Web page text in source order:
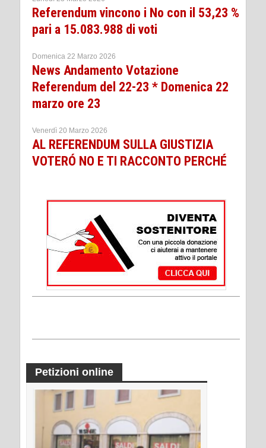
Referendum vincono i No con il 53,23 %
pari a 15.083.988 di voti
Domenica 22 Marzo 2026
News Andamento Votazione
Referendum del 22-23 * Domenica 22
marzo ore 23
Venerdì 20 Marzo 2026
AL REFERENDUM SULLA GIUSTIZIA
VOTERÓ NO E TI RACCONTO PERCHÉ
Petizioni online